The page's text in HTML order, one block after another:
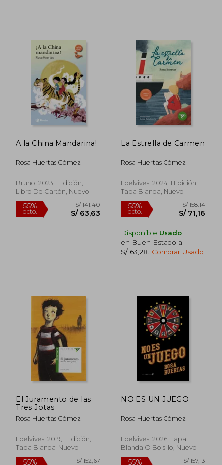
S/ 72,52
55%
dcto.
55%
dcto. S/ 73,97
55%
dcto.
A la China Mandarina!
Rosa Huertas Gómez
Bruño, 2023, 1 Edición,
Libro De Cartón, Nuevo
La Estrella de Carmen
Rosa Huertas Gómez
Edelvives, 2024, 1 Edición,
Tapa Blanda, Nuevo
Disponible Usado
en Buen Estado a
S/ 63,28
Comprar Usado
El Juramento de las
Tres Jotas
Rosa Huertas Gómez
Edelvives, 2019, 1 Edición,
Tapa Blanda, Nuevo
NO ES UN JUEGO
Rosa Huertas Gómez
Edelvives, 2026, Tapa
Blanda O Bolsillo, Nuevo